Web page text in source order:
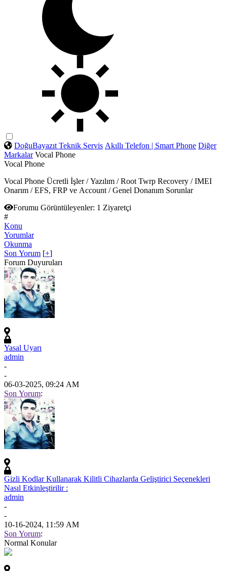
DoğuBayazıt Teknik Servis Akıllı Telefon | Smart Phone Diğer
Markalar Vocal Phone
Vocal Phone
Vocal Phone Ücretli İşler / Yazılım / Root Twrp Recovery / IMEI
Onarım / EFS, FRP ve Account / Genel Donanım Sorunlar
Forumu Görüntüleyenler: 1 Ziyaretçi
#
Konu
Yorumlar
Okunma
Son Yorum [+]
Forum Duyuruları
Yasal Uyarı
admin
-
-
06-03-2025, 09:24 AM
Son Yorum:
Gizli Kodlar Kullanarak Kilitli Cihazlarda Geliştirici Seçenekleri
Nasıl Etkinleştirilir :
admin
-
-
10-16-2024, 11:59 AM
Son Yorum:
Normal Konular